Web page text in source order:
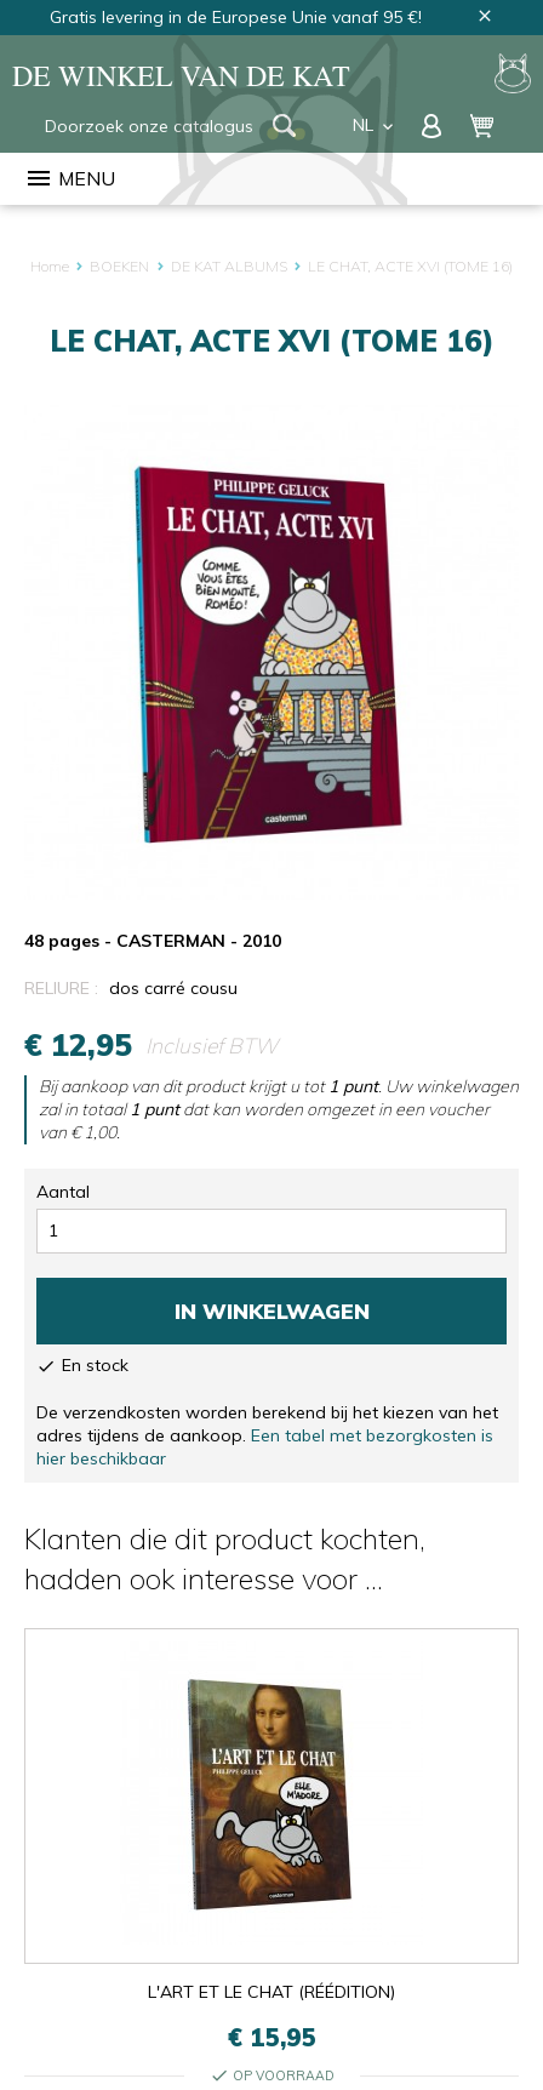
Gratis levering in de Europese Unie vanaf 95 €! close
DE WINKEL VAN DE KAT
NL keyboard_arrow_down
FR
EN
menu MENU
Home BOEKEN DE KAT ALBUMS LE CHAT, ACTE XVI (TOME 16)
LE CHAT, ACTE XVI (TOME 16)
48 pages - CASTERMAN - 2010
RELIURE : dos carré cousu
€ 12,95 Inclusief BTW
Bij aankoop van dit product krijgt u tot 1 punt. Uw winkelwagen
zal in totaal1 puntdat kan worden omgezet in een voucher
van € 1,00.
Aantal
IN WINKELWAGEN
 En stock
De verzendkosten worden berekend bij het kiezen van het
adres tijdens de aankoop. Een tabel met bezorgkosten is
hier beschikbaar
Klanten die dit product kochten,
hadden ook interesse voor ...
L'ART ET LE CHAT (RÉÉDITION)
€ 15,95
check OP VOORRAAD